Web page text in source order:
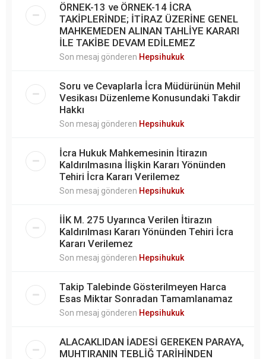
ÖRNEK-13 ve ÖRNEK-14 İCRA
TAKİPLERİNDE; İTİRAZ ÜZERİNE GENEL
MAHKEMEDEN ALINAN TAHLİYE KARARI
İLE TAKİBE DEVAM EDİLEMEZ
Son mesaj gönderen Hepsihukuk
Soru ve Cevaplarla İcra Müdürünün Mehil
Vesikası Düzenleme Konusundaki Takdir
Hakkı
Son mesaj gönderen Hepsihukuk
İcra Hukuk Mahkemesinin İtirazın
Kaldırılmasına İlişkin Kararı Yönünden
Tehiri İcra Kararı Verilemez
Son mesaj gönderen Hepsihukuk
İİK M. 275 Uyarınca Verilen İtirazın
Kaldırılması Kararı Yönünden Tehiri İcra
Kararı Verilemez
Son mesaj gönderen Hepsihukuk
Takip Talebinde Gösterilmeyen Harca
Esas Miktar Sonradan Tamamlanamaz
Son mesaj gönderen Hepsihukuk
ALACAKLIDAN İADESİ GEREKEN PARAYA,
MUHTIRANIN TEBLİĞ TARİHİNDEN